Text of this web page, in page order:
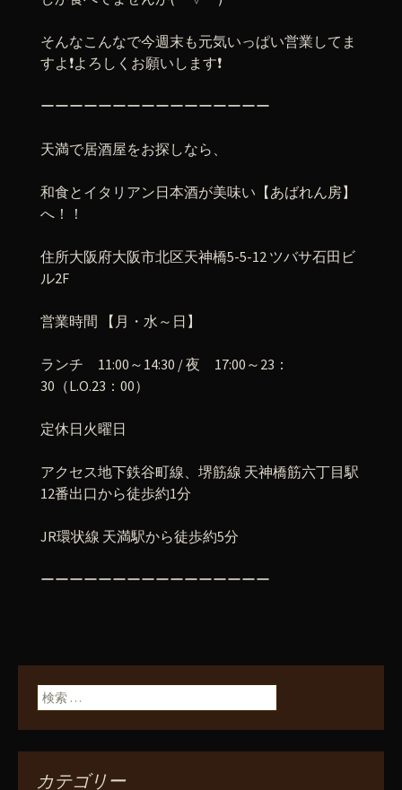
そんなこんなで今週末も元気いっぱい営業してま
すよ❗️よろしくお願いします❗️
ーーーーーーーーーーーーーーーー
天満で居酒屋をお探しなら、
和食とイタリアン日本酒が美味い【あばれん房】
へ！！
住所大阪府大阪市北区天神橋5-5-12 ツバサ石田ビ
ル2F
営業時間 【月・水～日】
ランチ 11:00～14:30 / 夜 17:00～23：
30（L.O.23：00）
定休日火曜日
アクセス地下鉄谷町線、堺筋線 天神橋筋六丁目駅
12番出口から徒歩約1分
JR環状線 天満駅から徒歩約5分
ーーーーーーーーーーーーーーーー
検索:
カテゴリー